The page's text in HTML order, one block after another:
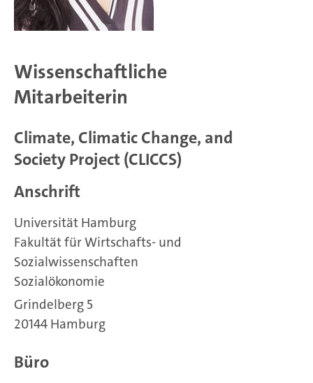
Wissenschaftliche
Mitarbeiterin
Climate, Climatic Change, and
Society Project (CLICCS)
Anschrift
Universität Hamburg
Fakultät für Wirtschafts- und
Sozialwissenschaften
Sozialökonomie
Grindelberg 5
20144 Hamburg
Büro